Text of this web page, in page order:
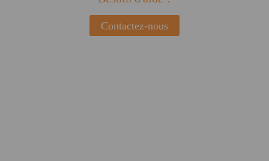
Contactez-nous